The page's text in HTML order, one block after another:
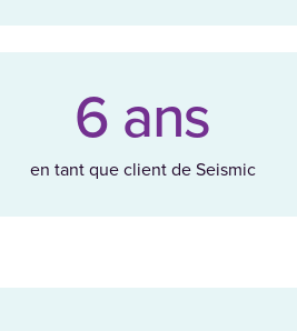
6 ans
en tant que client de Seismic